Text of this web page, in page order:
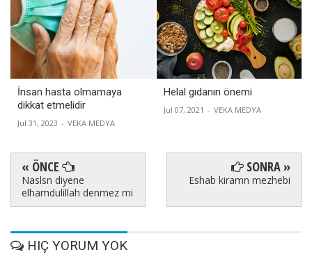
İnsan hasta olmamaya
dikkat etmelidir
Jul 31, 2023 - VEKA MEDYA
Helal gıdanın önemi
Jul 07, 2021 - VEKA MEDYA
« ÖNCE
Naslsn diyene
elhamdulillah denmez mi
SONRA »
Eshab kiramn mezhebi
HIÇ YORUM YOK